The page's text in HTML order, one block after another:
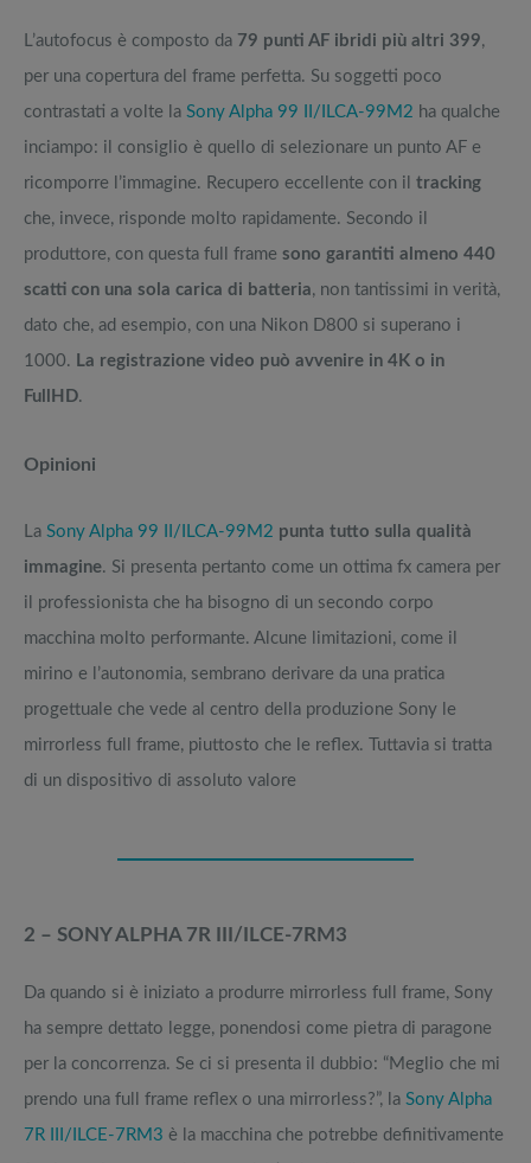
L’autofocus è composto da 79 punti AF ibridi più altri 399,
per una copertura del frame perfetta. Su soggetti poco
contrastati a volte la Sony Alpha 99 II/ILCA-99M2 ha qualche
inciampo: il consiglio è quello di selezionare un punto AF e
ricomporre l’immagine. Recupero eccellente con il tracking
che, invece, risponde molto rapidamente. Secondo il
produttore, con questa full frame sono garantiti almeno 440
scatti con una sola carica di batteria, non tantissimi in verità,
dato che, ad esempio, con una Nikon D800 si superano i
1000. La registrazione video può avvenire in 4K o in
FullHD.
Opinioni
La Sony Alpha 99 II/ILCA-99M2 punta tutto sulla qualità
immagine. Si presenta pertanto come un ottima fx camera per
il professionista che ha bisogno di un secondo corpo
macchina molto performante. Alcune limitazioni, come il
mirino e l’autonomia, sembrano derivare da una pratica
progettuale che vede al centro della produzione Sony le
mirrorless full frame, piuttosto che le reflex. Tuttavia si tratta
di un dispositivo di assoluto valore
2 – SONY ALPHA 7R III/ILCE-7RM3
Da quando si è iniziato a produrre mirrorless full frame, Sony
ha sempre dettato legge, ponendosi come pietra di paragone
per la concorrenza. Se ci si presenta il dubbio: “Meglio che mi
prendo una full frame reflex o una mirrorless?”, la Sony Alpha
7R III/ILCE-7RM3 è la macchina che potrebbe definitivamente